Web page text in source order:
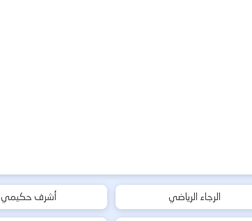
الرجاء الرياضي أشرف حكيمي